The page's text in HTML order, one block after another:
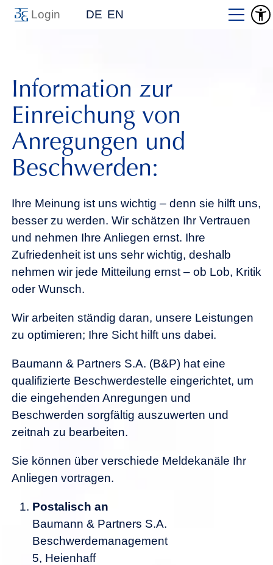
Login DE EN
Information zur
Einreichung von
Anregungen und
Beschwerden:
Ihre Meinung ist uns wichtig – denn sie hilft uns,
besser zu werden. Wir schätzen Ihr Vertrauen
und nehmen Ihre Anliegen ernst. Ihre
Zufriedenheit ist uns sehr wichtig, deshalb
nehmen wir jede Mitteilung ernst – ob Lob, Kritik
oder Wunsch.
Wir arbeiten ständig daran, unsere Leistungen
zu optimieren; Ihre Sicht hilft uns dabei.
Baumann & Partners S.A. (B&P) hat eine
qualifizierte Beschwerdestelle eingerichtet, um
die eingehenden Anregungen und
Beschwerden sorgfältig auszuwerten und
zeitnah zu bearbeiten.
Sie können über verschiede Meldekanäle Ihr
Anliegen vortragen.
Postalisch an
Baumann & Partners S.A.
Beschwerdemanagement
5, Heienhaff